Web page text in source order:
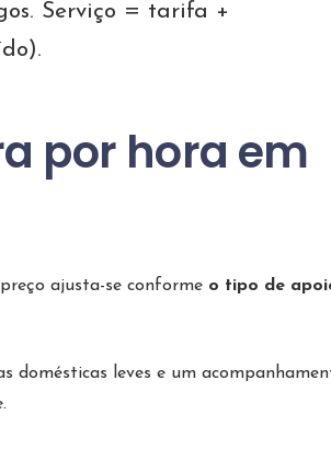
Serviço = tarifa +
por hora em
ajusta-se conforme o tipo de
domésticas leves e um